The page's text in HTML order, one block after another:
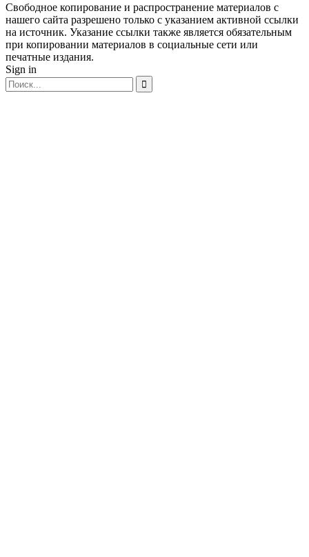
Свободное копирование и распространение материалов с
нашего сайта разрешено только с указанием активной ссылки
на источник. Указание ссылки также является обязательным
при копировании материалов в социальные сети или
печатные издания.
Sign in